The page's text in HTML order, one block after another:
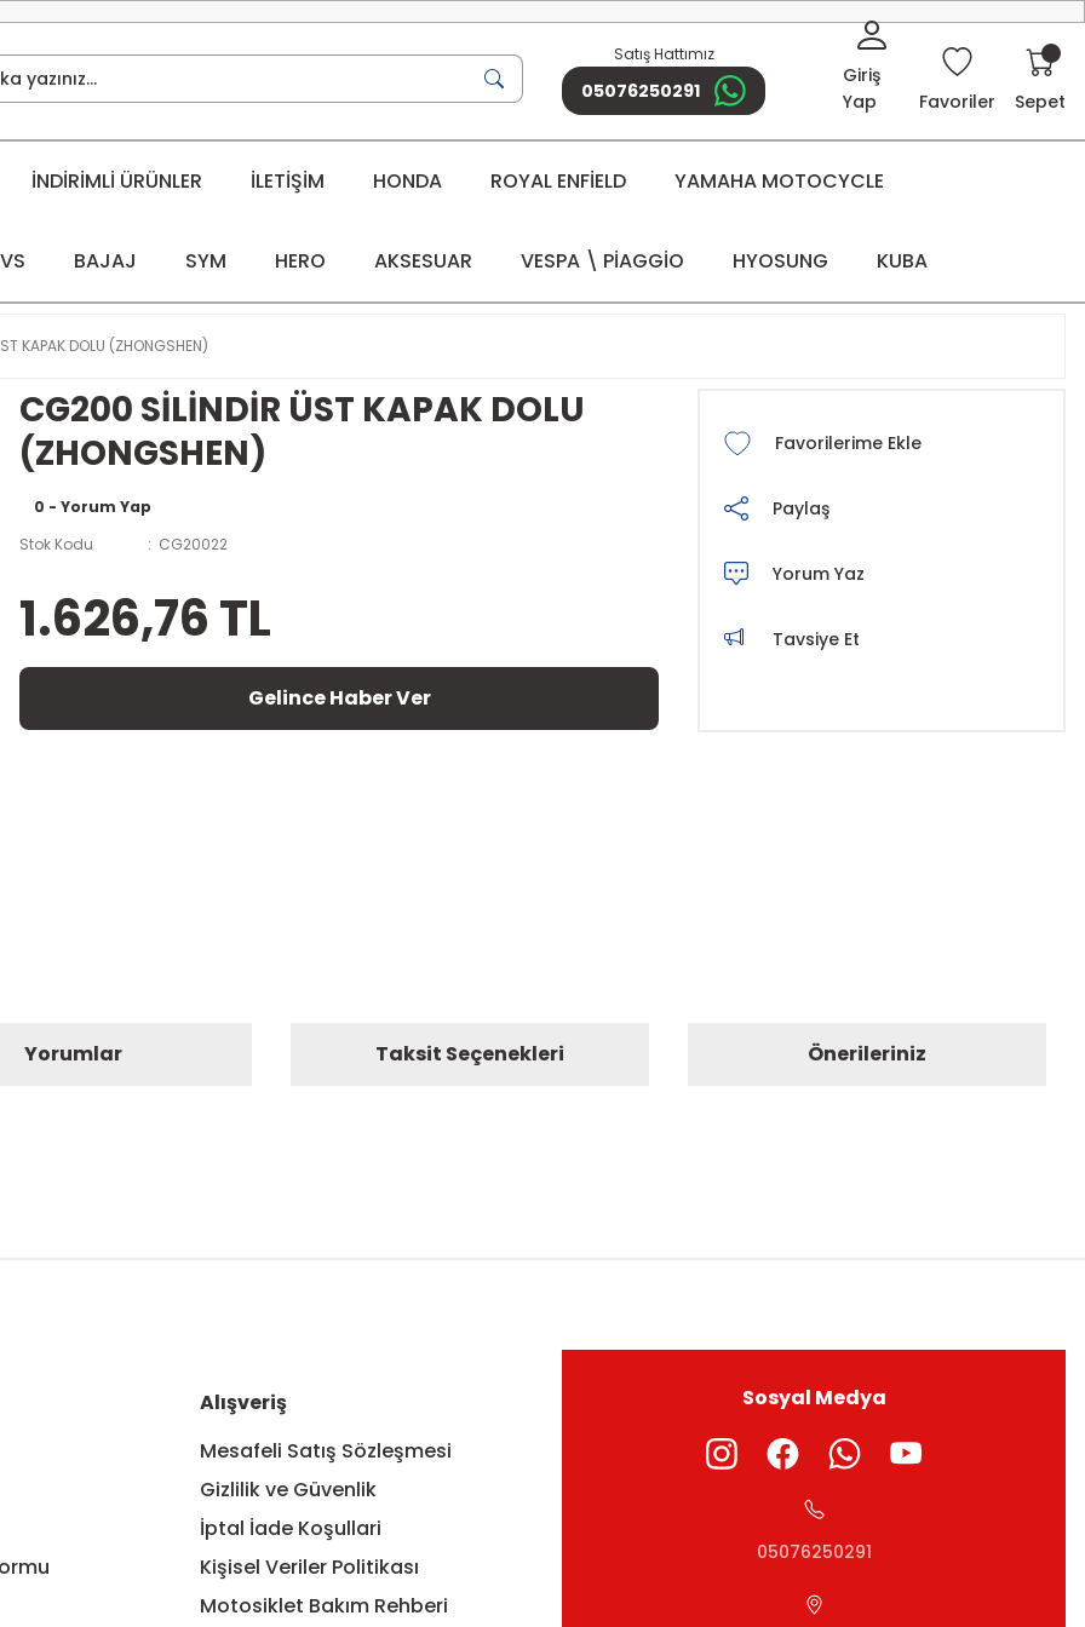
Satış Hattımız
05076250291
Giriş
Yap
Favoriler Sepet
İNDİRİMLİ ÜRÜNLER İLETİŞİM HONDA ROYAL ENFİELD YAMAHA MOTOCYCLE
BAJAJ SYM HERO AKSESUAR VESPA \ PİAGGİO HYOSUNG KUBA
KAPAK DOLU (ZHONGSHEN)
CG200 SİLİNDİR ÜST KAPAK DOLU
(ZHONGSHEN)
0 - Yorum Yap
Stok Kodu
CG20022
1.626,76 TL
Gelince Haber Ver
Paylaş
Yorum Yaz
Tavsiye Et
Yorumlar Taksit Seçenekleri Önerileriniz
Alışveriş
Mesafeli Satış Sözleşmesi
Gizlilik ve Güvenlik
İptal İade Koşullari
Kişisel Veriler Politikası
Motosiklet Bakım Rehberi
Sosyal Medya
05076250291